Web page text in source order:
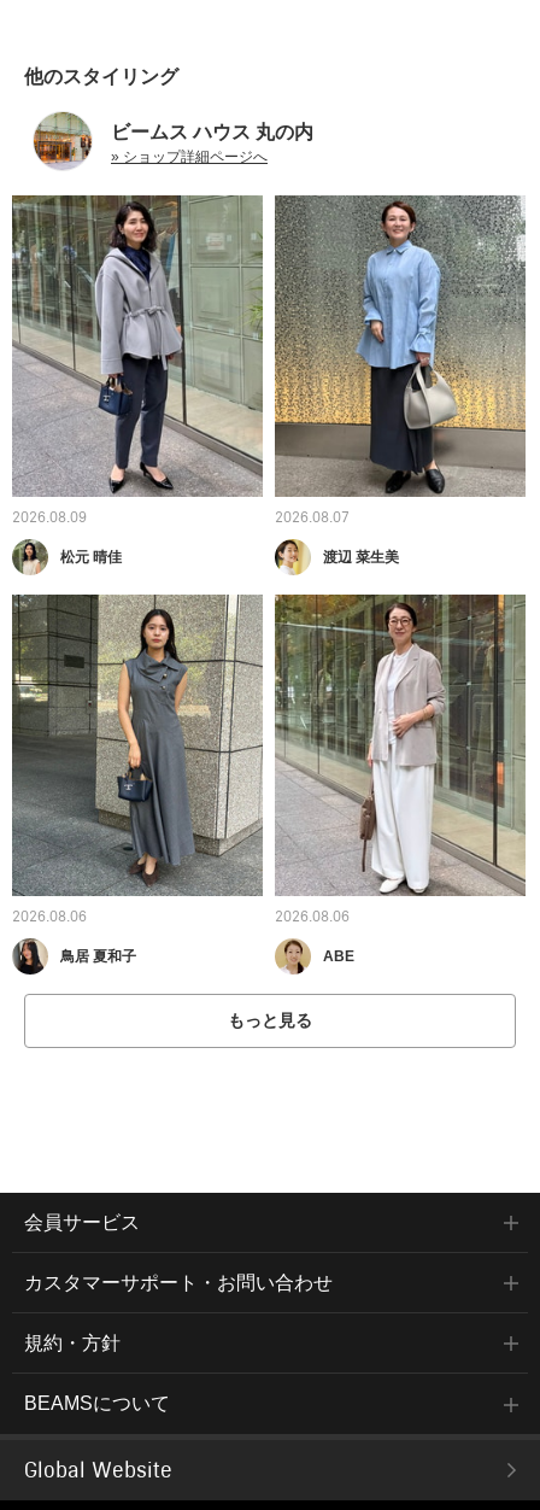
他のスタイリング
ビームス ハウス 丸の内
» ショップ詳細ページへ
2026.08.09
松元 晴佳
2026.08.07
渡辺 菜生美
2026.08.06
鳥居 夏和子
2026.08.06
ABE
もっと見る
会員サービス
カスタマーサポート・お問い合わせ
規約・方針
BEAMSについて
Global Website